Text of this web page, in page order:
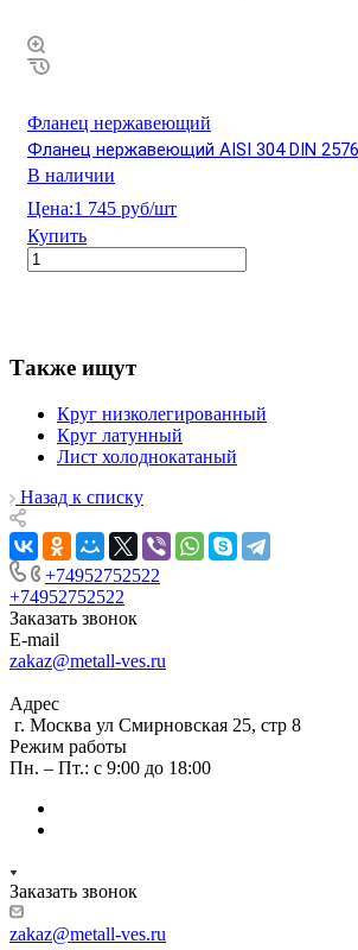
Фланец нержавеющий
Фланец нержавеющий AISI 304 DIN
В наличии
Цена:1 745 руб/шт
Купить
Также ищут
Круг низколегированный
Круг латунный
Лист холоднокатаный
Назад к списку
+74952752522
+74952752522
Заказать звонок
E-mail
zakaz@metall-ves.ru
Адрес
г. Москва ул Смирновская 25, стр 8
Режим работы
Пн. – Пт.: с 9:00 до 18:00
Заказать звонок
zakaz@metall-ves.ru